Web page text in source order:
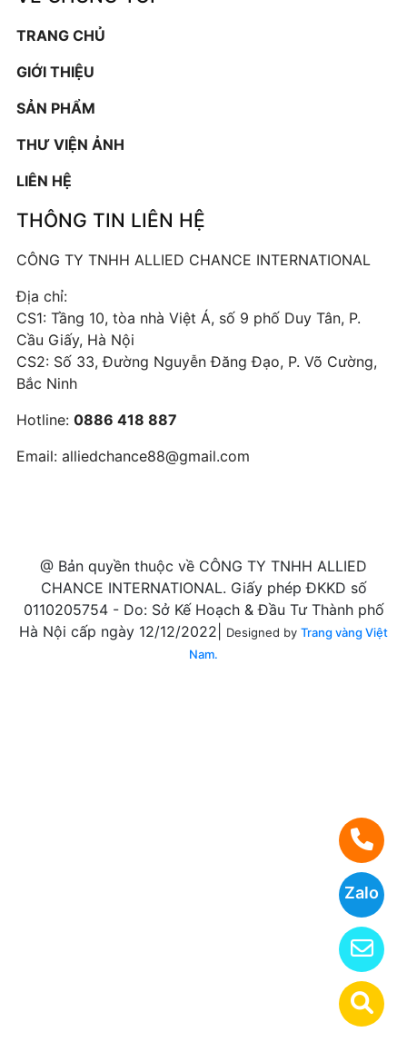
Zalo
TRANG CHỦ
GIỚI THIỆU
SẢN PHẨM
THƯ VIỆN ẢNH
LIÊN HỆ
THÔNG TIN LIÊN HỆ
CÔNG TY TNHH ALLIED CHANCE INTERNATIONAL
Địa chỉ:
CS1: Tầng 10, tòa nhà Việt Á, số 9 phố Duy Tân, P.
Cầu Giấy, Hà Nội
CS2: Số 33, Đường Nguyễn Đăng Đạo, P. Võ Cường,
Bắc Ninh
Hotline: 0886 418 887
Email: alliedchance88@gmail.com
@ Bản quyền thuộc về CÔNG TY TNHH ALLIED
CHANCE INTERNATIONAL. Giấy phép ĐKKD số
0110205754 - Do: Sở Kế Hoạch & Đầu Tư Thành phố
Hà Nội cấp ngày 12/12/2022|
Designed by Trang vàng Việt
Nam.